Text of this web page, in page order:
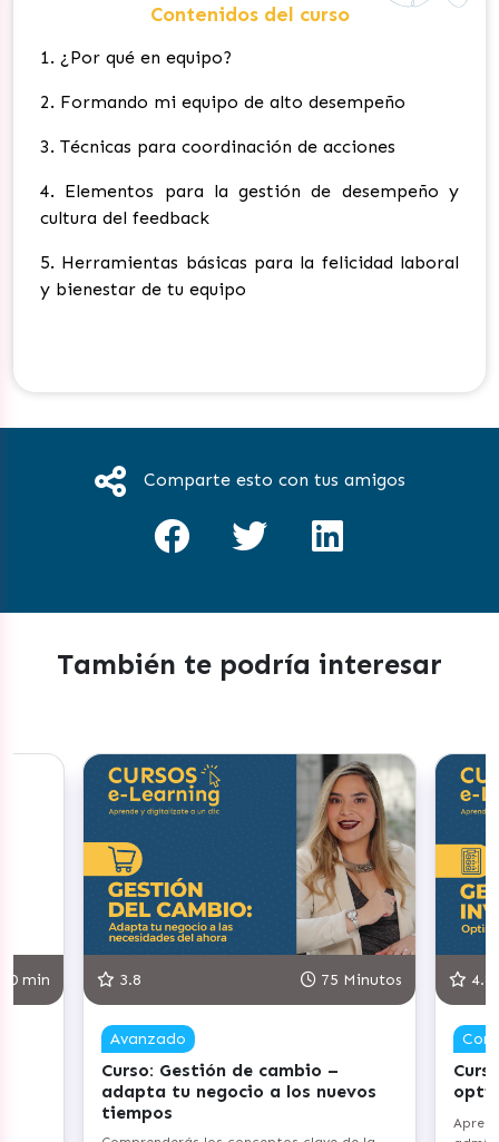
Contenidos del curso
1. ¿Por qué en equipo?
2. Formando mi equipo de alto desempeño
3. Técnicas para coordinación de acciones
4. Elementos para la gestión de desempeño y
cultura del feedback
5. Herramientas básicas para la felicidad laboral
y bienestar de tu equipo
Comparte esto con tus amigos
También te podría interesar
min 3.8 75 Minutos
Avanzado
Curso: Gestión de cambio –
adapta tu negocio a los nuevos
tiempos
4.8